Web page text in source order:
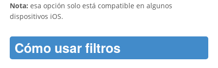
Nota: esa opción solo está compatible en algunos
dispositivos iOS.
Cómo usar filtros